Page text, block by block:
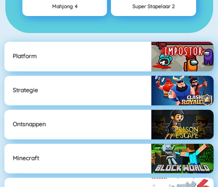
Mahjong 4 Super Stapelaar 2
Platform
Strategie
Ontsnappen
Minecraft